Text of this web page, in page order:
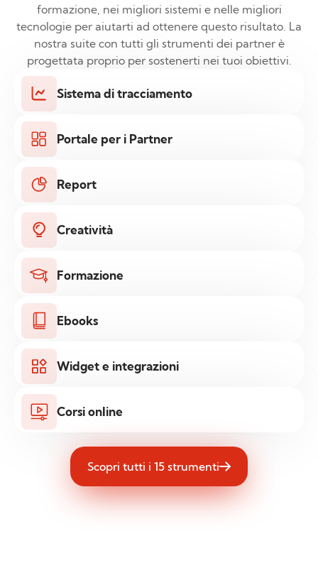
formazione, nei migliori sistemi e nelle migliori
tecnologie per aiutarti ad ottenere questo risultato. La
nostra suite con tutti gli strumenti dei partner è
progettata proprio per sostenerti nei tuoi obiettivi.
Sistema di tracciamento
Portale per i Partner
Report
Creatività
Formazione
Ebooks
Widget e integrazioni
Corsi online
Scopri tutti i 15 strumenti